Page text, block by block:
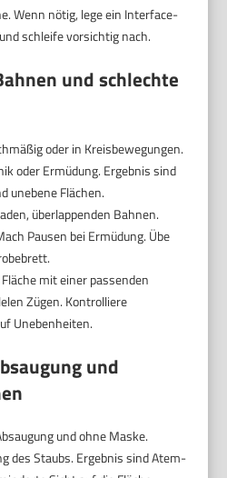
Wenn nötig, lege ein Interface-
schleife vorsichtig nach.
und schlechte
oder in Kreisbewegungen.
oder Ermüdung. Ergebnis sind
unebene Flächen.
überlappenden Bahnen.
Pausen bei Ermüdung. Übe
mit einer passenden
Zügen. Kontrolliere
Unebenheiten.
und
und ohne Maske.
des Staubs. Ergebnis sind Atem-